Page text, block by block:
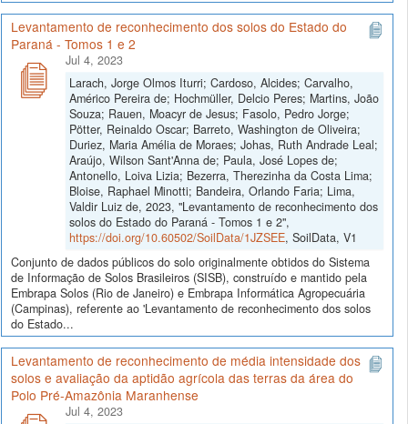
Levantamento de reconhecimento dos solos do Estado do
Paraná - Tomos 1 e 2
Jul 4, 2023
Larach, Jorge Olmos Iturri; Cardoso, Alcides; Carvalho,
Américo Pereira de; Hochmüller, Delcio Peres; Martins, João
Souza; Rauen, Moacyr de Jesus; Fasolo, Pedro Jorge;
Pötter, Reinaldo Oscar; Barreto, Washington de Oliveira;
Duriez, Maria Amélia de Moraes; Johas, Ruth Andrade Leal;
Araújo, Wilson Sant'Anna de; Paula, José Lopes de;
Antonello, Loiva Lizia; Bezerra, Therezinha da Costa Lima;
Bloise, Raphael Minotti; Bandeira, Orlando Faria; Lima,
Valdir Luiz de, 2023, "Levantamento de reconhecimento dos
solos do Estado do Paraná - Tomos 1 e 2",
https://doi.org/10.60502/SoilData/1JZSEE, SoilData, V1
Conjunto de dados públicos do solo originalmente obtidos do Sistema
de Informação de Solos Brasileiros (SISB), construído e mantido pela
Embrapa Solos (Rio de Janeiro) e Embrapa Informática Agropecuária
(Campinas), referente ao 'Levantamento de reconhecimento dos solos
do Estado...
Levantamento de reconhecimento de média intensidade dos
solos e avaliação da aptidão agrícola das terras da área do
Polo Pré-Amazônia Maranhense
Jul 4, 2023